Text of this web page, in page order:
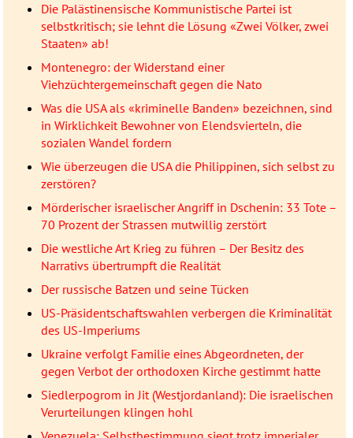
Die Palästinensische Kommunistische Partei ist
selbstkritisch; sie lehnt die Lösung «Zwei Völker, zwei
Staaten» ab!
Montenegro: der Widerstand einer
Viehzüchtergemeinschaft gegen die Nato
Was die USA als «kriminelle Banden» bezeichnen, sind
in Wirklichkeit Bewohner von Elendsvierteln, die
sozialen Wandel fordern
Wie überzeugen die USA die Philippinen, sich selbst zu
zerstören?
Mörderischer israelischer Angriff in Dschenin: 33 Tote –
70 Prozent der Strassen mutwillig zerstört
Die westliche Art Krieg zu führen – Der Besitz des
Narrativs übertrumpft die Realität
Der russische Batzen und seine Tücken
US-Präsidentschaftswahlen verbergen die Kriminalität
des US-Imperiums
Ukraine verfolgt Familie eines Abgeordneten, der
gegen Verbot der orthodoxen Kirche gestimmt hatte
Siedlerpogrom in Jit (Westjordanland): Die israelischen
Verurteilungen klingen hohl